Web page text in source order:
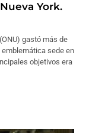
York.
gastó más de
sede en
objetivos era